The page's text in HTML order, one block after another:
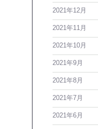
2021年12月
2021年11月
2021年10月
2021年9月
2021年8月
2021年7月
2021年6月